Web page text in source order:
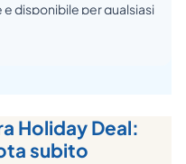
disponibile per qualsiasi
Un servizio
Holiday Deal:
subito